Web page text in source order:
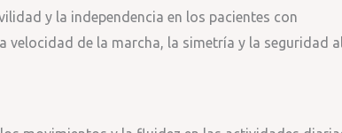
y la independencia en los pacientes con
velocidad de la marcha, la simetría y la seguridad